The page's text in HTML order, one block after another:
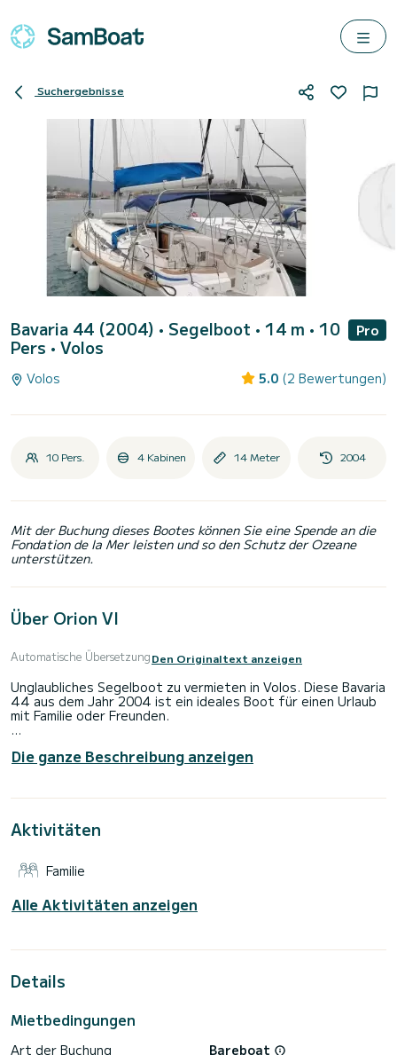
Suchergebnisse
Bavaria 44 (2004) • Segelboot • 14 m • 10
Pers • Volos
Pro
Volos 5.0 (2 Bewertungen)
10 Pers. 4 Kabinen 14 Meter 2004
Mit der Buchung dieses Bootes können Sie eine Spende an die
Fondation de la Mer leisten und so den Schutz der Ozeane
unterstützen.
Über Orion VI
Automatische ÜbersetzungDen Originaltext anzeigen
Unglaubliches Segelboot zu vermieten in Volos. Diese Bavaria
44 aus dem Jahr 2004 ist ein ideales Boot für einen Urlaub
mit Familie oder Freunden.
bietet Platz für 10 Personen. Mit einer Gesamtlänge von 14
Metern ist es Ihr bester Verbündeter, um einen
von Volos zu verbringen.
Für Ihren Komfort verfügt Orion VI über 2 Toiletten mit
Dieses Boot ist mit einem Großsegel mit Latten und einer
Ausstattung: Autopilot, Außenbordmotor.
Die ganze Beschreibung anzeigen
Aktivitäten
Familie
Alle Aktivitäten anzeigen
Details
Mietbedingungen
Art der Buchung
Bareboat